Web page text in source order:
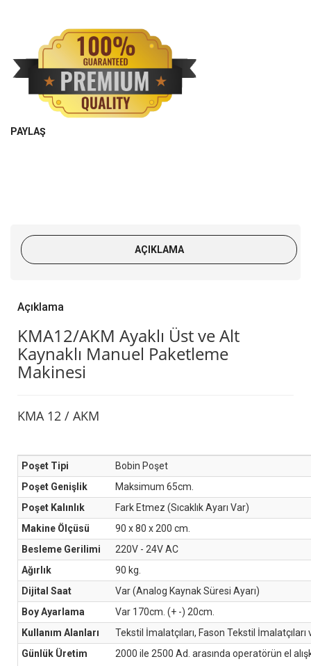
PAYLAŞ
AÇIKLAMA
Açıklama
KMA12/AKM Ayaklı Üst ve Alt
Kaynaklı Manuel Paketleme
Makinesi
KMA 12 / AKM
Poşet Tipi
Bobin Poşet
Poşet Genişlik
Maksimum 65cm.
Poşet Kalınlık
Fark Etmez (Sıcaklık Ayarı Var)
Makine Ölçüsü
90 x 80 x 200 cm.
Besleme Gerilimi
220V - 24V AC
Ağırlık
90 kg.
Dijital Saat
Var (Analog Kaynak Süresi Ayarı)
Boy Ayarlama
Var 170cm. (+ -) 20cm.
Kullanım Alanları
Tekstil İmalatçıları, Fason Tekstil
Günlük Üretim
2000 ile 2500 Ad. arasında operatörün el